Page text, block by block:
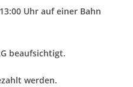
Uhr auf einer Bahn
beaufsichtigt.
werden.